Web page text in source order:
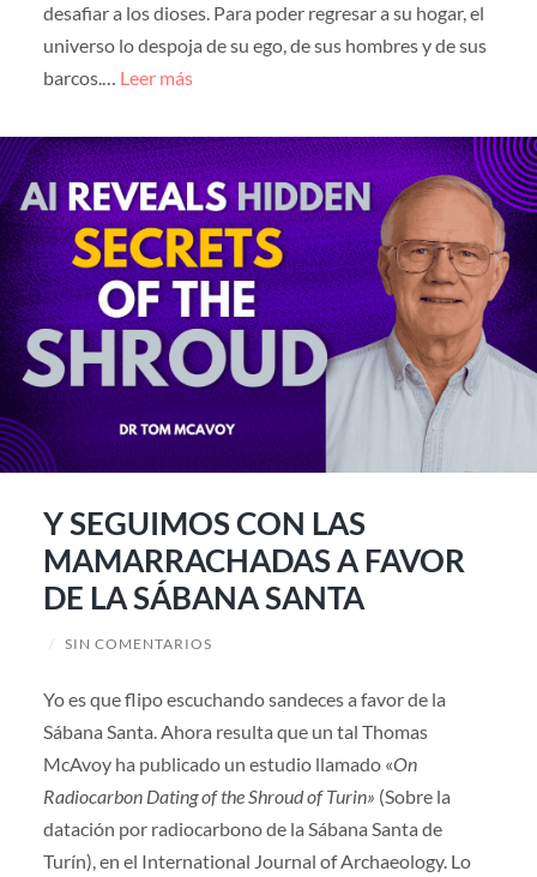
desafiar a los dioses. Para poder regresar a su hogar, el
universo lo despoja de su ego, de sus hombres y de sus
barcos.… Leer más
Y SEGUIMOS CON LAS
MAMARRACHADAS A FAVOR
DE LA SÁBANA SANTA
/ SIN COMENTARIOS
Yo es que flipo escuchando sandeces a favor de la
Sábana Santa. Ahora resulta que un tal Thomas
McAvoy ha publicado un estudio llamado «On
Radiocarbon Dating of the Shroud of Turin» (Sobre la
datación por radiocarbono de la Sábana Santa de
Turín), en el International Journal of Archaeology. Lo